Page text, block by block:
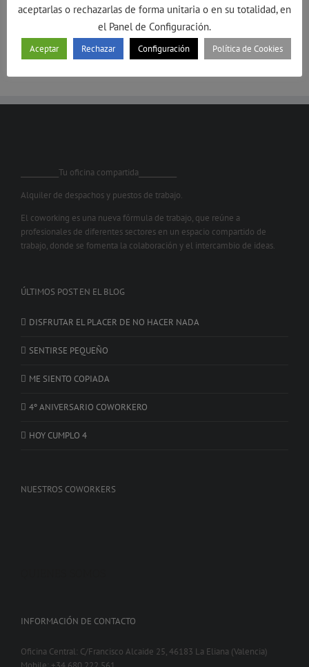
___________Tu oficina compartida___________
Alquiler de despachos y puestos de trabajo.
El coworking es una nueva fórmula de trabajo, que reúne a
profesionales de diferentes sectores en un espacio compartido de
trabajo, donde se fomenta la colaboración y el intercambio de ideas.
ÚLTIMOS POST EN EL BLOG
DISFRUTAR EL PLACER DE NO HACER NADA
SENTIRSE PEQUEÑO
ME SIENTO COPIADA
4º ANIVERSARIO COWORKERO
HOY CUMPLO 4
NUESTROS COWORKERS
INFORMACIÓN DE CONTACTO
Oficina Central: C/Francisco Alcaide 25, 46183 La Eliana (Valencia)
aceptarlas o rechazarlas de forma unitaria o en su totalidad, en
el Panel de Configuración.
Aceptar Rechazar Configuración Política de Cookies